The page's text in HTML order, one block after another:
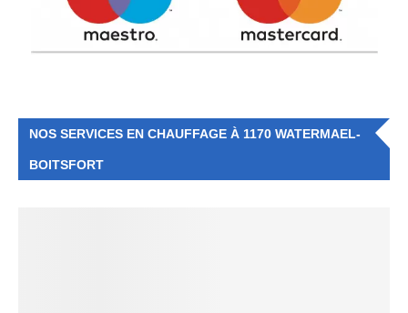
NOS SERVICES EN CHAUFFAGE À 1170 WATERMAEL-
BOITSFORT